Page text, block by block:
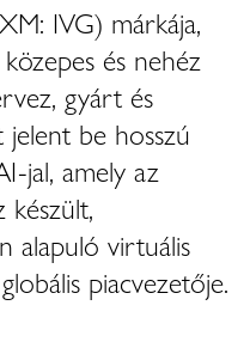
IVG) márkája,
és nehéz
gyárt és
be hosszú
jal, amely az
alapuló virtuális
piacvezetője.